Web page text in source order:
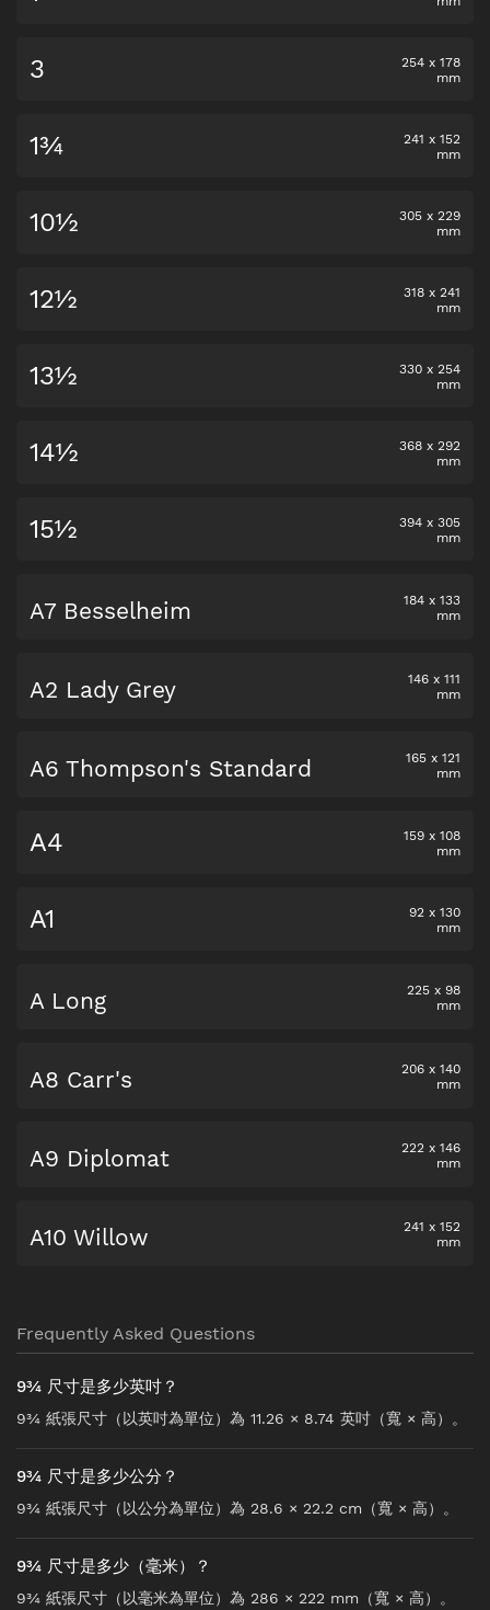
3 254 x 178
mm
1¾ 241 x 152
mm
10½ 305 x 229
mm
12½ 318 x 241
mm
13½ 330 x 254
mm
14½ 368 x 292
mm
15½ 394 x 305
mm
A7 Besselheim 184 x 133
mm
A2 Lady Grey 146 x 111
mm
A6 Thompson's Standard 165 x 121
mm
A4 159 x 108
mm
A1 92 x 130
mm
A Long 225 x 98
mm
A8 Carr's 206 x 140
mm
A9 Diplomat 222 x 146
mm
A10 Willow 241 x 152
mm
Frequently Asked Questions
9¾ 尺寸是多少英吋？
9¾ 紙張尺寸（以英吋為單位）為 11.26 × 8.74 英吋（寬 × 高）。
9¾ 尺寸是多少公分？
9¾ 紙張尺寸（以公分為單位）為 28.6 × 22.2 cm（寬 × 高）。
9¾ 尺寸是多少（毫米）？
9¾ 紙張尺寸（以毫米為單位）為 286 × 222 mm（寬 × 高）。